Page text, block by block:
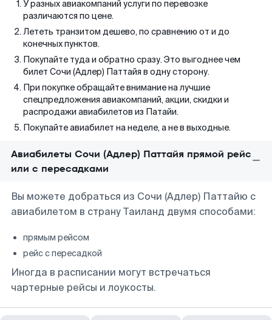
У разных авиакомпаний услуги по перевозке
различаются по цене.
Лететь транзитом дешево, по сравнению от и до
конечных пунктов.
Покупайте туда и обратно сразу. Это выгоднее чем
билет Сочи (Адлер) Паттайя в одну сторону.
При покупке обращайте внимание на лучшие
спецпредложения авиакомпаний, акции, скидки и
распродажи авиабилетов из Патайи.
Покупайте авиабилет на неделе, а не в выходные.
Авиабилеты Сочи (Адлер) Паттайя прямой рейс
или с пересадками
Вы можете добраться из Сочи (Адлер) Паттайю с
авиабилетом в страну Таиланд двумя способами:
прямым рейсом
рейс с пересадкой
Иногда в расписании могут встречаться
чартерные рейсы и лоукосты.